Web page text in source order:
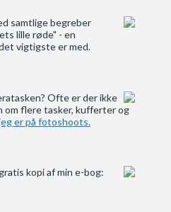
samtlige begreber
lille røde" - en
vigtigste er med.
Ofte er der ikke
om flere tasker, kufferter og
er på fotoshoots.
kopi af min e-bog: